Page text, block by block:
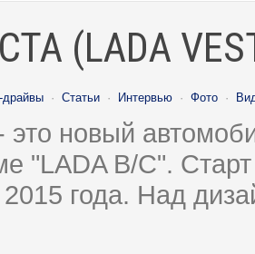
(LADA
драйвы · Статьи · Интервью · Фото ·
это новый
"LADA B/C".
2015 года. Над